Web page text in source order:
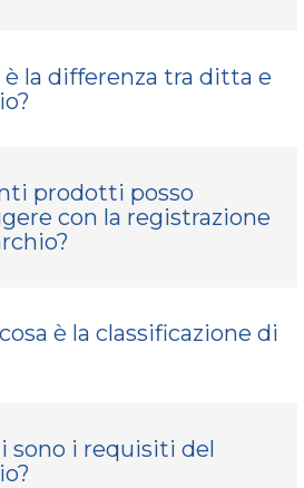
è la differenza tra ditta e
prodotti posso
con la registrazione
è la classificazione di
sono i requisiti del